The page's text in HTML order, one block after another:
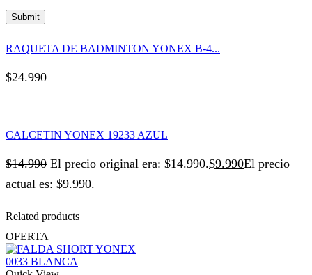
RAQUETA DE BADMINTON YONEX B-4...
$24.990
CALCETIN YONEX 19233 AZUL
$14.990 El precio original era: $14.990.$9.990El precio
actual es: $9.990.
Related products
OFERTA